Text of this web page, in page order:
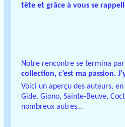
tête et grâce à vous se
Notre rencontre se termina
collection, c’est ma passion.
Voici un aperçu des auteurs,
Gide, Giono, Sainte-Beuve,
nombreux autres…